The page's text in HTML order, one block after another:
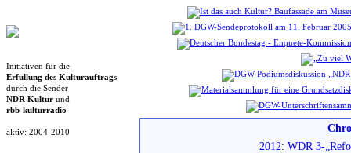
Initiativen für die
Erfüllung des Kulturauftrags
durch die Sender
NDR Kultur und
rbb-kulturradio
aktiv: 2004-2010
2012: WDR 3-